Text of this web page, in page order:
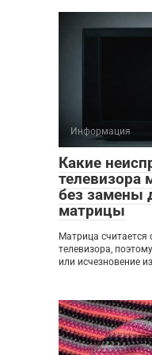
Информация
Какие
телевизора
без замены
матрицы
Матрица
телевизора,
или исчезновение